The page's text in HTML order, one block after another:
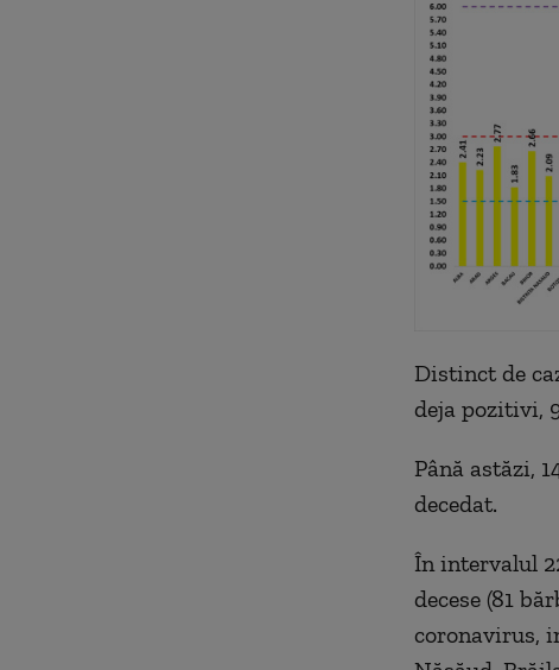
Distinct de
deja pozitivi,
Până astăzi,
decedat.
În intervalul
decese (81
coronavirus,